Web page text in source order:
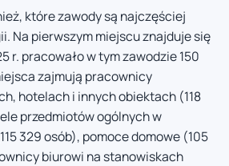
które zawody są najczęściej
Na pierwszym miejscu znajduje się
r. pracowało w tym zawodzie 150
zajmują pracownicy
hotelach i innych obiektach (118
przedmiotów ogólnych w
329 osób), pomoce domowe (105
biurowi na stanowiskach